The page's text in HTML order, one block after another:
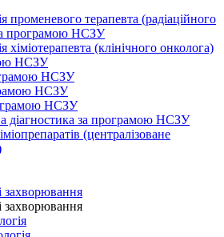
променевого терапевта (радіаційного
програмою НСЗУ
хіміотерапевта (клінічного онколога)
НСЗУ
НСЗУ
НСЗУ
НСЗУ
діагностика за програмою НСЗУ
(централізоване
захворювання
захворювання